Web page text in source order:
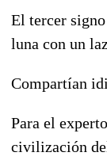
El tercer
luna con un
Compartían
Para el
civilización